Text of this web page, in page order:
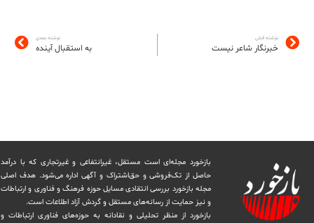
نوشته قبلی
خبرنگار شاعر نیست
نوشته بعدی
به استقبال آینده
بازخورد مجله‌ای است مستقل، غیرانتفاعی و غیرتجاری که با درآمد
حاصل از تک‌فروشی و حق‌اشتراک و آگهی اداره می‌شود. ‏هدف اصلی
مجله بازخورد بررسی انتقادی مسایل حوزه فرهنگ و فناوری و ارتباطات
و نیز حمایت از رسانه‌های مستقل و‌ گردش ‏آزاد اطلاعات است.
بازخورد از منظر تحلیلی و نقادانه به حوزه‌های فناوری ارتباطات و